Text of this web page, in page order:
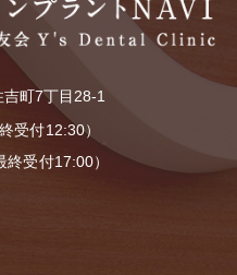
町7丁目28-1
受付12:30）
受付17:00）